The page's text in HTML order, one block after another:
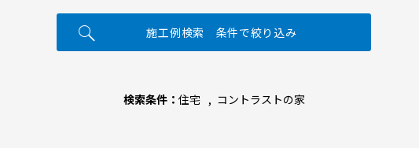
施工例検索 条件で絞り込み
検索条件： 住宅 コントラストの家